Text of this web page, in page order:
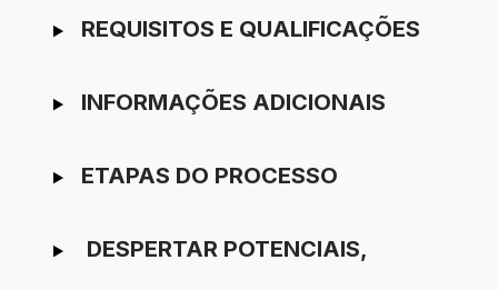
REQUISITOS E QUALIFICAÇÕES
INFORMAÇÕES ADICIONAIS
ETAPAS DO PROCESSO
DESPERTAR POTENCIAIS,